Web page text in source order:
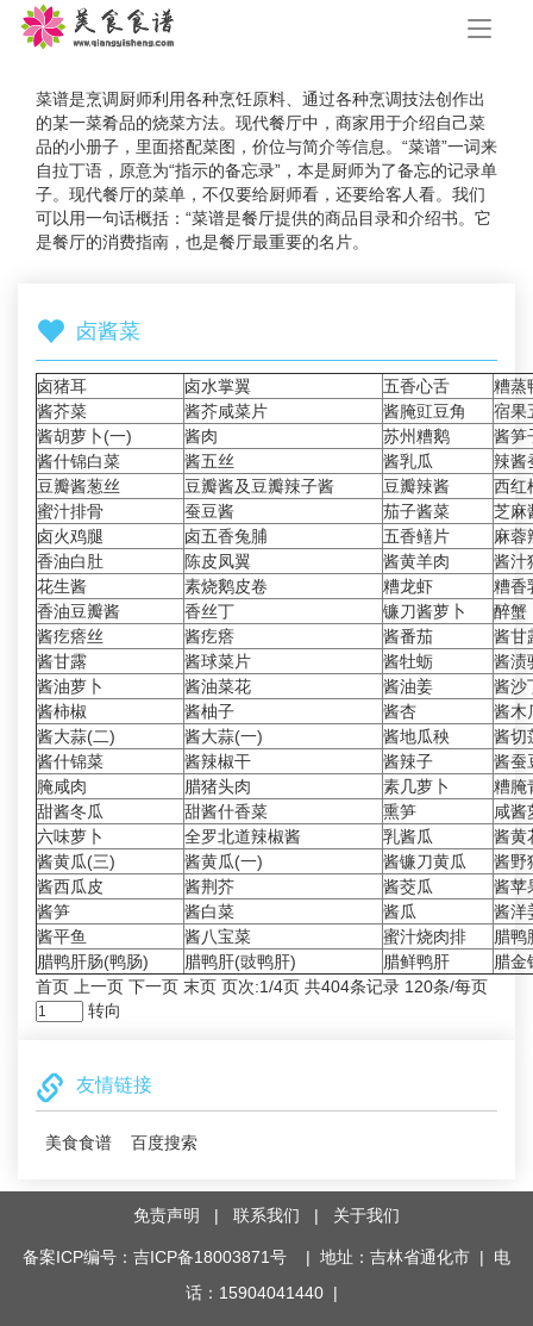
手
菜谱是烹调厨师利用各种烹饪原料、通过各种烹调技法创作出
的某一菜肴品的烧菜方法。现代餐厅中，商家用于介绍自己菜
品的小册子，里面搭配菜图，价位与简介等信息。“菜谱”一词来
自拉丁语，原意为“指示的备忘录”，本是厨师为了备忘的记录单
子。现代餐厅的菜单，不仅要给厨师看，还要给客人看。我们
可以用一句话概括：“菜谱是餐厅提供的商品目录和介绍书。它
是餐厅的消费指南，也是餐厅最重要的名片。
卤酱菜
卤猪耳 卤水掌翼 五香心舌
糟蒸
酱芥菜
酱芥咸菜片 酱腌豇豆角
宿果
酱胡萝卜(一)
酱肉 苏州糟鹅
酱笋
酱什锦白菜
酱五丝 酱乳瓜
辣酱
豆瓣酱葱丝
豆瓣酱及豆瓣辣子酱 豆瓣辣酱
西红
蜜汁排骨
蚕豆酱 茄子酱菜
芝麻
卤火鸡腿
卤五香兔脯 五香鳝片
麻蓉
香油白肚
陈皮凤翼 酱黄羊肉
酱汁
花生酱
素烧鹅皮卷 糟龙虾
糟香
香油豆瓣酱
香丝丁 镰刀酱萝卜
醉蟹
酱疙瘩丝
酱疙瘩 酱番茄
酱甘
酱甘露
酱球菜片 酱牡蛎
酱渍
酱油萝卜
酱油菜花 酱油姜
酱沙
酱柿椒
酱柚子 酱杏
酱木
酱大蒜(二)
酱大蒜(一) 酱地瓜秧
酱切
酱什锦菜
酱辣椒干 酱辣子
酱蚕
腌咸肉
腊猪头肉 素几萝卜
糟腌
甜酱冬瓜
甜酱什香菜 熏笋
咸酱
六味萝卜
全罗北道辣椒酱 乳酱瓜
酱黄
酱黄瓜(三)
酱黄瓜(一) 酱镰刀黄瓜
酱野
酱西瓜皮
酱荆芥 酱茭瓜
酱苹
酱笋
酱白菜 酱瓜
酱洋
酱平鱼
酱八宝菜 蜜汁烧肉排
腊鸭
腊鸭肝肠(鸭肠)
腊鸭肝(豉鸭肝) 腊鲜鸭肝
腊金
首页 上一页 下一页 末页 页次:1/4页 共404条记录 120条/每页
转向
友情链接
美食食谱 百度搜索
免责声明 | 联系我们 | 关于我们
备案ICP编号：吉ICP备18003871号 | 地址：吉林省通化市 | 电
话：15904041440 |